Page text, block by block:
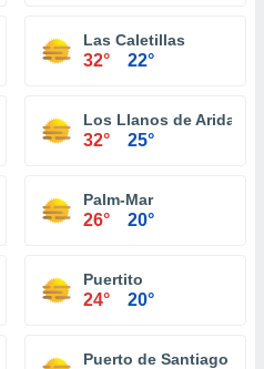
Las Caletillas
32° 22°
Los Llanos de Aridane
32° 25°
Palm-Mar
26° 20°
Puertito
24° 20°
Puerto de Santiago